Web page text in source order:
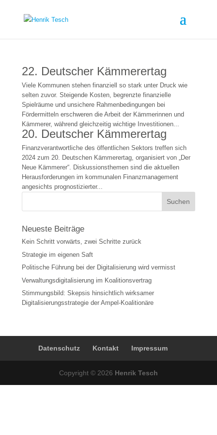
22. Deutscher Kämmerertag
Viele Kommunen stehen finanziell so stark unter Druck wie
selten zuvor. Steigende Kosten, begrenzte finanzielle
Spielräume und unsichere Rahmenbedingungen bei
Fördermitteln erschweren die Arbeit der Kämmerinnen und
Kämmerer, während gleichzeitig wichtige Investitionen...
20. Deutscher Kämmerertag
Finanzverantwortliche des öffentlichen Sektors treffen sich
2024 zum 20. Deutschen Kämmerertag, organisiert von „Der
Neue Kämmerer“. Diskussionsthemen sind die aktuellen
Herausforderungen im kommunalen Finanzmanagement
angesichts prognostizierter...
Neueste Beiträge
Kein Schritt vorwärts, zwei Schritte zurück
Strategie im eigenen Saft
Politische Führung bei der Digitalisierung wird vermisst
Verwaltungsdigitalisierung im Koalitionsvertrag
Stimmungsbild: Skepsis hinsichtlich wirksamer
Digitalisierungsstrategie der Ampel-Koalitionäre
Datenschutz Kontakt Impressum
Copyright © 2026 Henrik Tesch